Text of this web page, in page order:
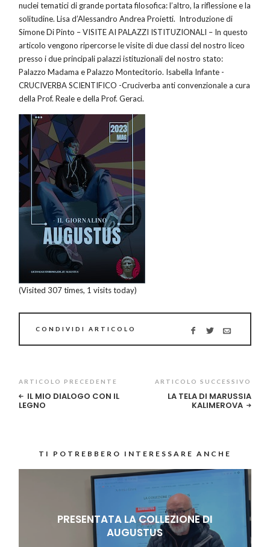
nuclei tematici di grande portata filosofica: l’altro, la riflessione e la
solitudine. Lisa d’Alessandro Andrea Proietti. Introduzione di
Simone Di Pinto – VISITE AI PALAZZI ISTITUZIONALI – In questo
articolo vengono ripercorse le visite di due classi del nostro liceo
presso i due principali palazzi istituzionali del nostro stato:
Palazzo Madama e Palazzo Montecitorio. Isabella Infante -
CRUCIVERBA SCIENTIFICO -Cruciverba anti convenzionale a cura
della Prof. Reale e della Prof. Geraci.
(Visited 307 times, 1 visits today)
CONDIVIDI ARTICOLO
ARTICOLO PRECEDENTE
IL MIO DIALOGO CON IL
LEGNO
ARTICOLO SUCCESSIVO
LA TELA DI MARUSSIA
KALIMEROVA
TI POTREBBERO INTERESSARE ANCHE
PRESENTATA LA COLLEZIONE DI
AUGUSTUS